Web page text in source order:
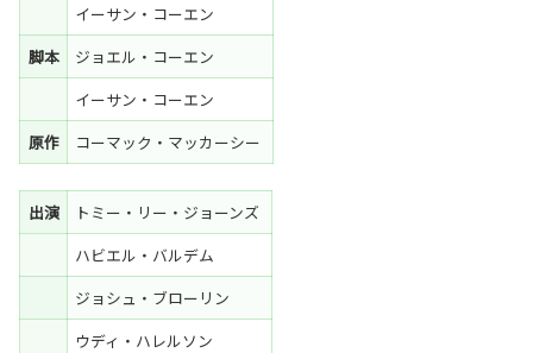
イーサン・コーエン
脚本
ジョエル・コーエン
イーサン・コーエン
原作
コーマック・マッカーシー
出演
トミー・リー・ジョーンズ
ハビエル・バルデム
ジョシュ・ブローリン
ウディ・ハレルソン